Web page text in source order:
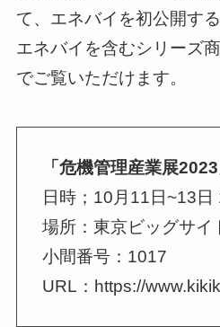
て、エネバイを初公開する
エネバイを含むシリーズ
でご覧いただけます。
「危機管理産業展2023
日時；10月11日~13
場所：東京ビッグサイ
小間番号：1017
URL：https://